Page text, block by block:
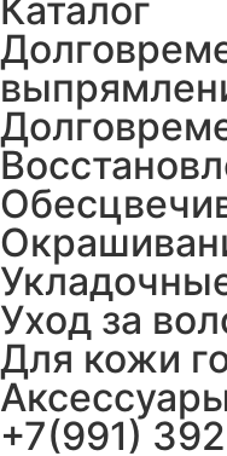
Каталог
Уход за
Для кожи
+7(991)